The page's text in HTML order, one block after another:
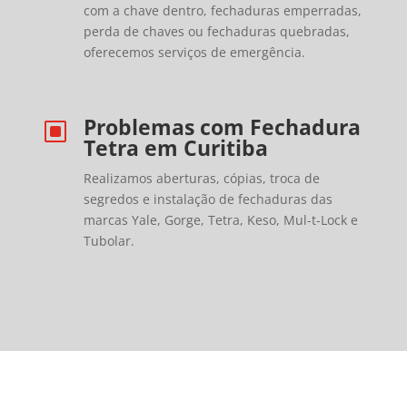
com a chave dentro, fechaduras emperradas,
perda de chaves ou fechaduras quebradas,
oferecemos serviços de emergência.
W Problemas com Fechadura
Tetra em Curitiba
Realizamos aberturas, cópias, troca de
segredos e instalação de fechaduras das
marcas Yale, Gorge, Tetra, Keso, Mul-t-Lock e
Tubolar.